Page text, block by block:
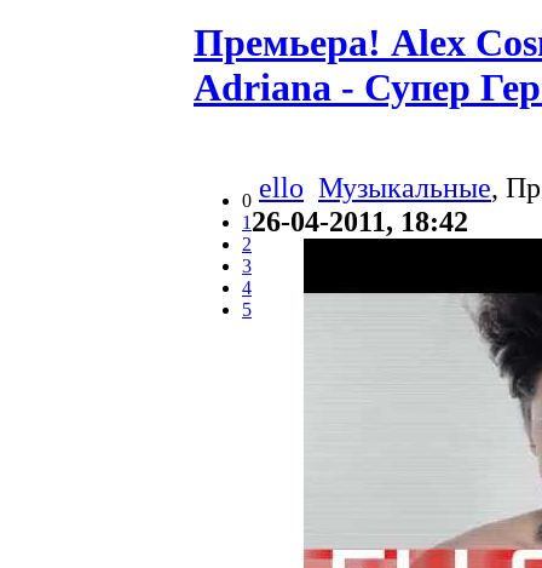
Премьера! Alex
Adriana - Супер
0
1
2
3
4
5
ello Музыкальные,
26-04-2011, 18:42